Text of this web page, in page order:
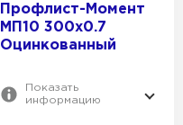
Профлист-Момент
МП10 300х0.7
Оцинкованный
Показать
информацию